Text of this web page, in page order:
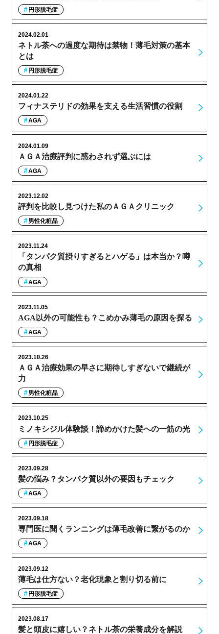
円形脱毛症
ネトル茶への過度な期待は禁物！薄毛対策の基本
とは
2024.02.01
円形脱毛症
フィナステリドの効果を支える生活習慣の役割
2024.01.22
AGA
ＡＧＡ治療評判に惑わされず選ぶには
2024.01.09
AGA
評判を比較し見つけた私のＡＧＡクリニック
2023.12.02
男性化粧品
「タンパク質摂りすぎるとハゲる」は本当か？噂
の真相
2023.11.24
AGA
AGA以外の可能性も？こめかみ薄毛の原因を探る
2023.11.05
AGA
ＡＧＡ治療効果の早さに期待しすぎないで継続が
力
2023.10.26
男性化粧品
ミノキシジル体験談！諦めかけた髪への一筋の光
2023.10.25
円形脱毛症
髪の悩み？タンパク質以外の要因もチェック
2023.09.28
AGA
専門医に聞くランニングは薄毛改善に繋がるのか
2023.09.18
AGA
薄毛は仕方ない？老化現象と割り切る前に
2023.09.12
円形脱毛症
髪と頭皮に嬉しい？ネトル茶の栄養成分を解説
2023.08.17